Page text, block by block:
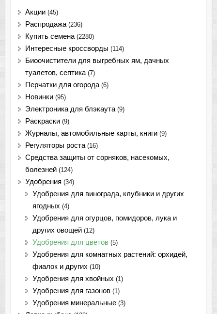
Акции (45)
Распродажа (236)
Купить семена (2280)
Интересные кроссворды (114)
Биоочистители для выгребных ям, дачных
туалетов, септика (7)
Перчатки для огорода (6)
Новинки (95)
Электроника для блэкаута (9)
Раскраски (9)
Журналы, автомобильные карты, книги (9)
Регуляторы роста (16)
Средства защиты от сорняков, насекомых,
болезней (124)
Удобрения (34)
Удобрения для винограда, клубники и других
ягодных (4)
Удобрения для огурцов, помидоров, лука и
других овощей (12)
Удобрения для цветов (5)
Удобрения для комнатных растений: орхидей,
фиалок и других (10)
Удобрения для хвойных (1)
Удобрения для газонов (1)
Удобрения минеральные (3)